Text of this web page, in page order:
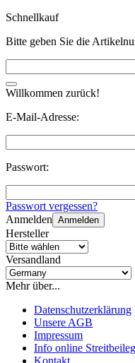
Schnellkauf
Bitte geben Sie die
Willkommen zurück!
E-Mail-Adresse:
Passwort:
Passwort vergessen?
Anmelden Anmelden
Hersteller
Versandland
Mehr über...
Datenschutzerklärung
Unsere AGB
Impressum
Info online
Kontakt